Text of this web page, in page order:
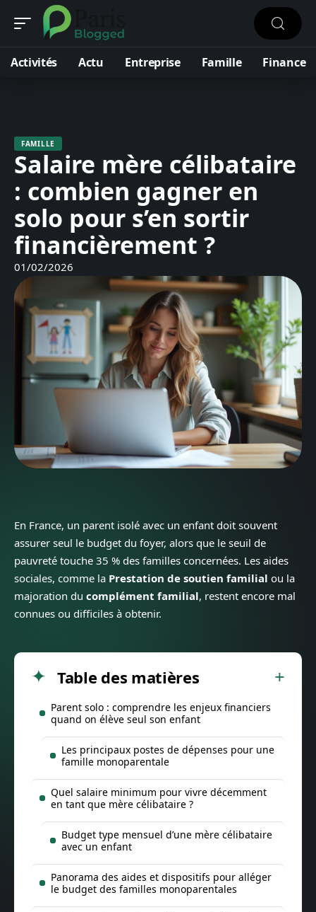
Activités Actu Entreprise Famille Finance
FAMILLE
Salaire mère célibataire
: combien gagner en
solo pour s’en sortir
financièrement ?
01/02/2026
En France, un parent isolé avec un enfant doit souvent
assurer seul le budget du foyer, alors que le seuil de
pauvreté touche 35 % des familles concernées. Les aides
sociales, comme la Prestation de soutien familial ou la
majoration du complément familial, restent encore mal
connues ou difficiles à obtenir.
Table des matières
Parent solo : comprendre les enjeux financiers
quand on élève seul son enfant
Les principaux postes de dépenses pour une
famille monoparentale
Quel salaire minimum pour vivre décemment
en tant que mère célibataire ?
Budget type mensuel d’une mère célibataire
avec un enfant
Panorama des aides et dispositifs pour alléger
le budget des familles monoparentales